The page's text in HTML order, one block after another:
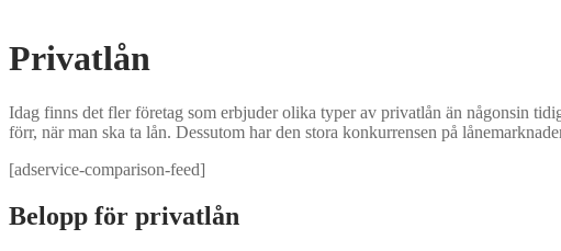
Privatlån
Idag finns det fler företag som erbjuder olika typer av privatlån än någonsin
förr, när man ska ta lån. Dessutom har den stora konkurrensen på
[adservice-comparison-feed]
Belopp för privatlån